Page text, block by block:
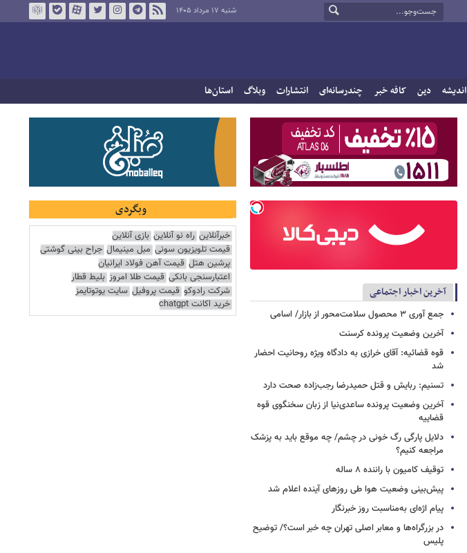
شنبه ۱۷ مرداد ۱۴۰۵
اندیشه دین کافه خبر چندرسانه‌ای انتشارات وبلاگ استان‌ها
آخرین اخبار اجتماعی
جمع آوری ۳ محصول سلامت‌محور از بازار/ اسامی
آخرین وضعیت پرونده کرسنت
قوه قضائیه: آقای خرازی به دادگاه ویژه روحانیت احضار
شد
تسنیم: ربایش و قتل حمیدرضا رجب‌زاده صحت دارد
آخرین وضعیت پرونده ساعدی‌نیا از زبان سخنگوی قوه
قضاییه
دلایل پارگی رگ خونی در چشم/ چه موقع باید به پزشک
مراجعه کنیم؟
توقیف کامیون با راننده ۸ ساله
پیش‌بینی وضعیت هوا طی روزهای آینده اعلام شد
پیام اژه‌ای به‌مناسبت روز خبرنگار
در بزرگراه‌ها و معابر اصلی تهران چه خبر است؟/ توضیح
پلیس
وبگردی
خبرآنلاین راه نو آنلاین بازی آنلاین
قیمت تلویزیون سونی مبل مینیمال جراح بینی گوشتی
پرشین هتل قیمت آهن فولاد ایرانیان
اعتبارسنجی بانکی قیمت طلا امروز بلیط قطار
شرکت رادوکو قیمت پروفیل سایت یوتوتایمز
خرید اکانت chatgpt